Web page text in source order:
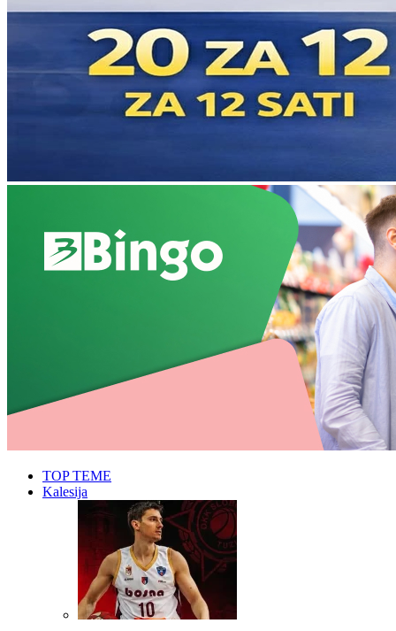
TOP TEME
Kalesija